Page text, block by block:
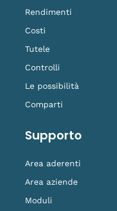
Rendimenti
Costi
Tutele
Controlli
Le possibilità
Comparti
Supporto
Area aderenti
Area aziende
Moduli